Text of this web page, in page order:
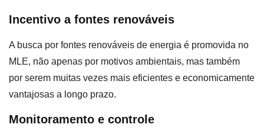
Incentivo a fontes renováveis
A busca por fontes renováveis de energia é promovida no
MLE, não apenas por motivos ambientais, mas também
por serem muitas vezes mais eficientes e economicamente
vantajosas a longo prazo.
Monitoramento e controle